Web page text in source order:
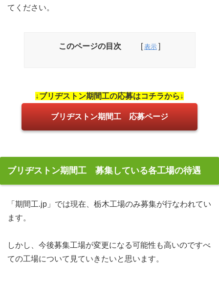
てください。
このページの目次
ブリヂストン期間工 滋賀県彦根工
場
ブリヂストン期間工 岐阜県関工場
日給・月収例・年収例
↓ブリヂストン期間工の応募はコチラから↓
ブリヂストン期間工 応募ページ
ブリヂストン期間工 募集している各工場の待遇
「期間工.jp」では現在、栃木工場のみ募集が行なわれてい
ます。
しかし、今後募集工場が変更になる可能性も高いのですべ
ての工場について見ていきたいと思います。